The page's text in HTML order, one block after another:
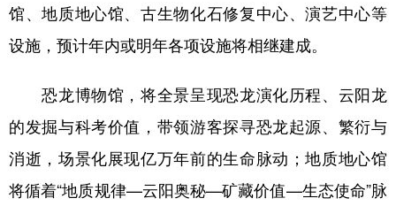
馆、地质地心馆、古生物化石修复中心、演艺中心等
设施，预计年内或明年各项设施将相继建成。
恐龙博物馆，将全景呈现恐龙演化历程、云阳龙
的发掘与科考价值，带领游客探寻恐龙起源、繁衍与
消逝，场景化展现亿万年前的生命脉动；地质地心馆
将循着“地质规律—云阳奥秘—矿藏价值—生态使命”脉